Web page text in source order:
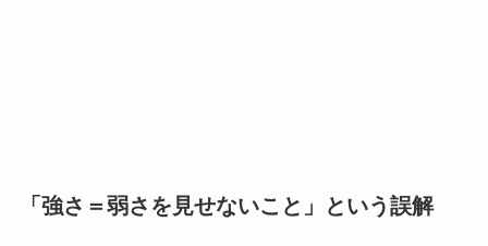
「強さ＝弱さを見せないこと」という誤解